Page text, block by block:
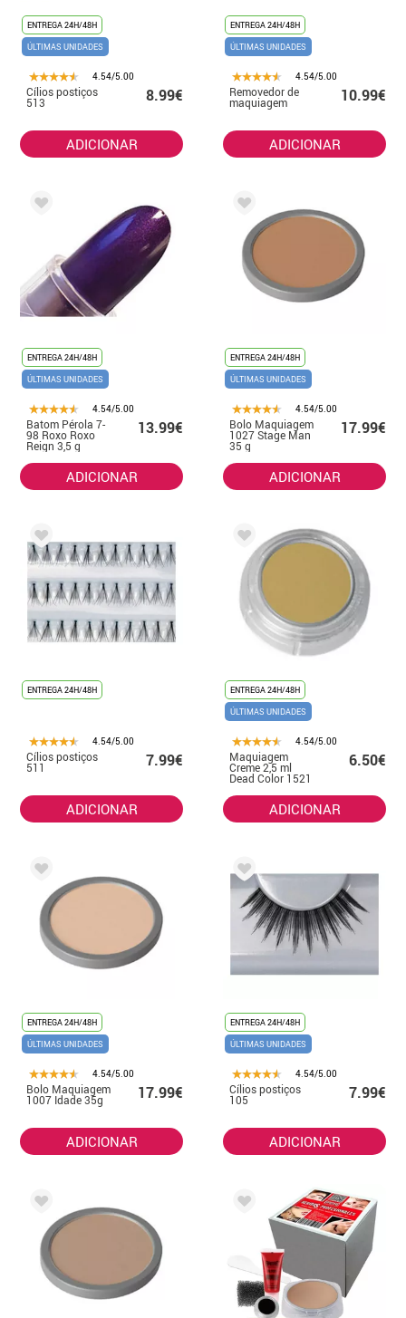
ENTREGA 24H/48H
ÚLTIMAS UNIDADES
4.54/5.00
Cílios postiços
513 8.99€
ADICIONAR
ENTREGA 24H/48H
ÚLTIMAS UNIDADES
4.54/5.00
Removedor de
maquiagem 10.99€
ADICIONAR
ENTREGA 24H/48H
ÚLTIMAS UNIDADES
4.54/5.00
Batom Pérola 7-
98 Roxo Roxo
Reign 3,5 g
13.99€
ADICIONAR
ENTREGA 24H/48H
ÚLTIMAS UNIDADES
4.54/5.00
Bolo Maquiagem
1027 Stage Man
35 g
17.99€
ADICIONAR
ENTREGA 24H/48H
4.54/5.00
Cílios postiços
511 7.99€
ADICIONAR
ENTREGA 24H/48H
ÚLTIMAS UNIDADES
4.54/5.00
Maquiagem
Creme 2,5 ml
Dead Color 1521
6.50€
ADICIONAR
ENTREGA 24H/48H
ÚLTIMAS UNIDADES
4.54/5.00
Bolo Maquiagem
1007 Idade 35g 17.99€
ADICIONAR
ENTREGA 24H/48H
ÚLTIMAS UNIDADES
4.54/5.00
Cílios postiços
105 7.99€
ADICIONAR